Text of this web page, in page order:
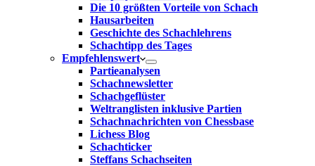
Die 10 größten Vorteile von Schach‎
Hausarbeiten
Geschichte des Schachlehrens
Schachtipp des Tages
Empfehlenswert
Partieanalysen
Schachnewsletter
Schachgeflüster
Weltranglisten inklusive Partien
Schachnachrichten von Chessbase
Lichess Blog
Schachticker
Steffans Schachseiten